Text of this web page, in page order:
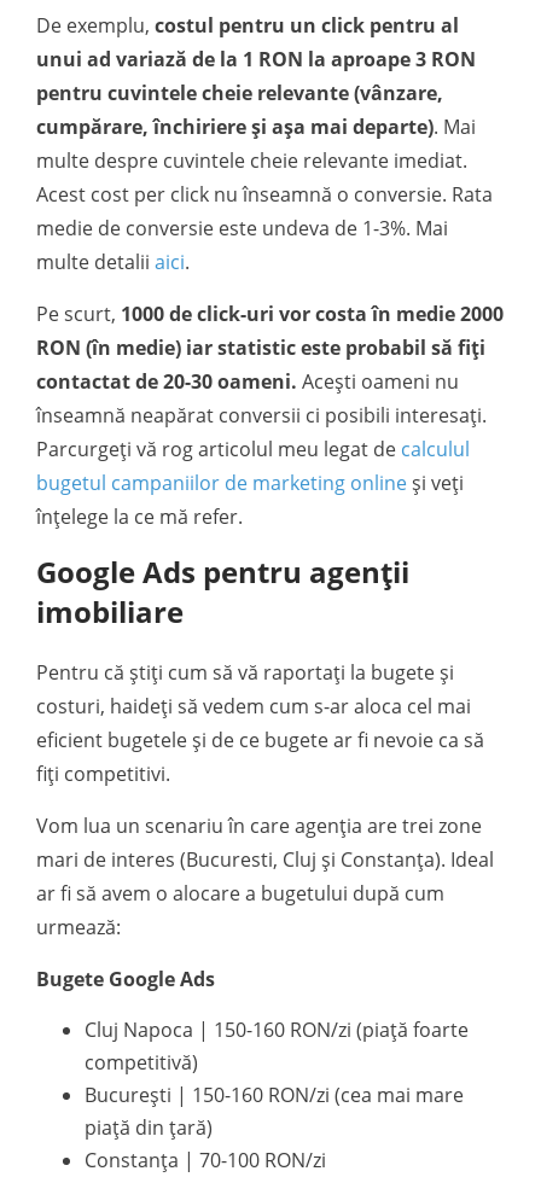
De exemplu, costul pentru un click pentru al
unui ad variază de la 1 RON la aproape 3 RON
pentru cuvintele cheie relevante (vânzare,
cumpărare, închiriere și așa mai departe). Mai
multe despre cuvintele cheie relevante imediat.
Acest cost per click nu înseamnă o conversie. Rata
medie de conversie este undeva de 1-3%. Mai
multe detalii aici.
Pe scurt, 1000 de click-uri vor costa în medie 2000
RON (în medie) iar statistic este probabil să fiți
contactat de 20-30 oameni. Acești oameni nu
înseamnă neapărat conversii ci posibili interesați.
Parcurgeți vă rog articolul meu legat de calculul
bugetul campaniilor de marketing onlineși veți
înțelege la ce mă refer.
Google Ads pentru agenții
imobiliare
Pentru că știți cum să vă raportați la bugete și
costuri, haideți să vedem cum s-ar aloca cel mai
eficient bugetele și de ce bugete ar fi nevoie ca să
fiți competitivi.
Vom lua un scenariu în care agenția are trei zone
mari de interes (Bucuresti, Cluj și Constanța). Ideal
ar fi să avem o alocare a bugetului după cum
urmează:
Bugete Google Ads
Cluj Napoca | 150-160 RON/zi (piață foarte
competitivă)
București | 150-160 RON/zi (cea mai mare
piață din țară)
Constanța | 70-100 RON/zi